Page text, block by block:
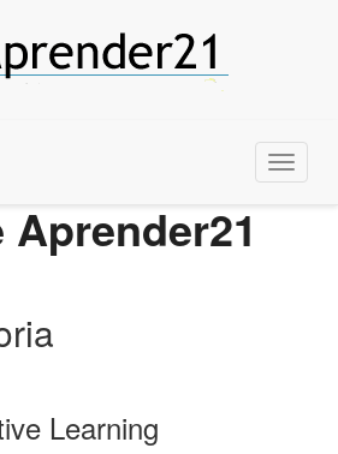
Menu
Learning